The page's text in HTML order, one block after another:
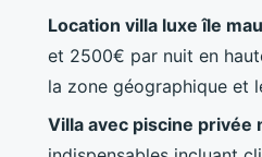
Location villa luxe île
et 2500€ par nuit en
la zone géographique et
Villa avec piscine privée